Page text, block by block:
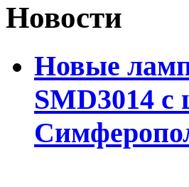
Новости
Новые
SMD3014 с